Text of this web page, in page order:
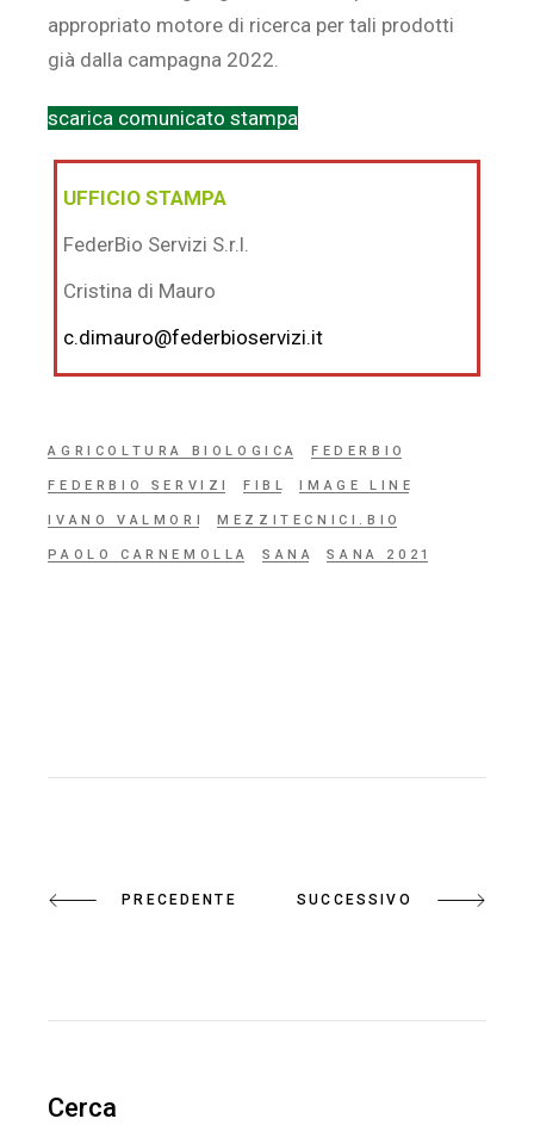
appropriato motore di ricerca per tali prodotti
già dalla campagna 2022.
scarica comunicato stampa
UFFICIO STAMPA
FederBio Servizi S.r.l.
Cristina di Mauro
c.dimauro@federbioservizi.it
AGRICOLTURA BIOLOGICA FEDERBIO
FEDERBIO SERVIZI FIBL IMAGE LINE
IVANO VALMORI MEZZITECNICI.BIO
PAOLO CARNEMOLLA SANA SANA 2021
PRECEDENTE SUCCESSIVO
Cerca